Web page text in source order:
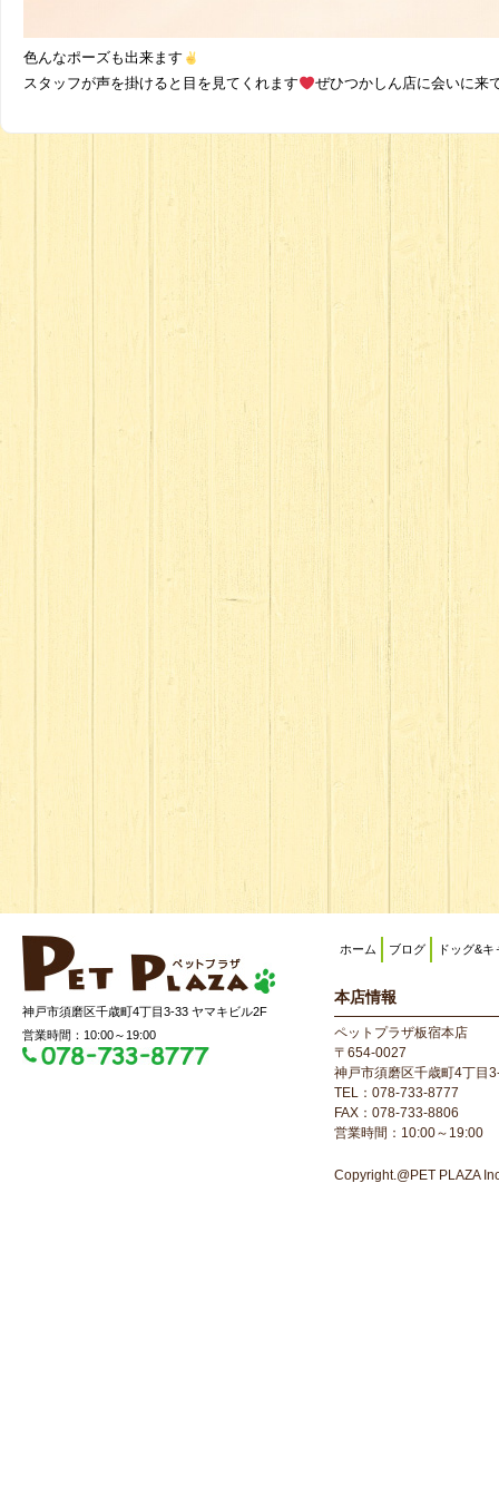
色んなポーズも出来ます
スタッフが声を掛けると目を見てくれます
ぜひつかしん店に会いに来
神戸市須磨区千歳町4丁目3-33 ヤマキビル2F
営業時間：10:00～19:00
ホーム ブログ ドッグ&キ
本店情報
ペットプラザ板宿本店
〒654-0027
神戸市須磨区千歳町4丁目
TEL：078-733-8777
FAX：078-733-8806
営業時間：10:00～19:00
Copyright.@PET PLAZA